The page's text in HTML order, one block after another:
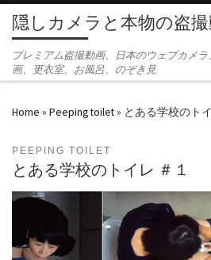
Skip to content
隠しカメラと本物の盗
プレミアム盗撮動画、日本のウェブカメ
画、更衣室、お風呂、のぞき見
Home » Peeping toilet» とある学校のト
PEEPING TOILET
とある学校のトイレ ＃１